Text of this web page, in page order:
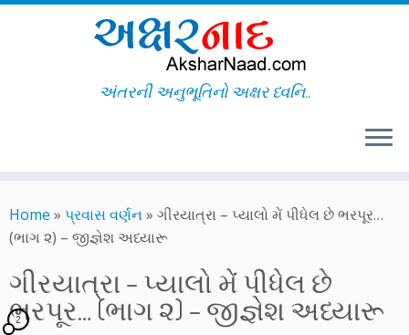
to
content
અંતરની અનુભૂતિનો અક્ષર ધ્વનિ..
Home » પ્રવાસ વર્ણન» ગીરયાત્રા – પ્યાલો મેં પીધેલ છે ભરપૂર…
(ભાગ ૨) – જીજ્ઞેશ અધ્યારૂ
ગીરયાત્રા – પ્યાલો મેં પીધેલ છે
ભરપૂર… (ભાગ ૨) – જીજ્ઞેશ અધ્યારૂ
2